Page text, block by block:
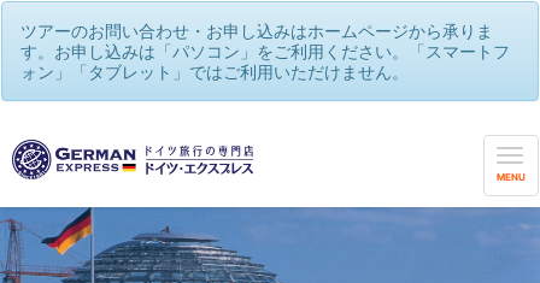
ツアーのお問い合わせ・お申し込みはホームページから承りま
す。お申し込みは「パソコン」をご利用ください。「スマートフ
ォン」「タブレット」ではご利用いただけません。
MENU